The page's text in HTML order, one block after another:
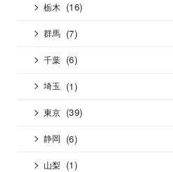
栃木 (16)
群馬 (7)
千葉 (6)
埼玉 (1)
東京 (39)
静岡 (6)
山梨 (1)